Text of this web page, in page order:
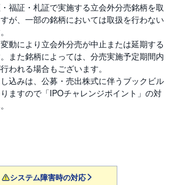
福証・札証で実施する立会外分売銘柄を取
が、一部の銘柄においては取扱を行わない
動により立会外分売が中止または延期する
また銘柄によっては、分売実施予定期間内
われる場合もございます。
込みは、公募・売出株式に伴うブックビル
ますので「IPOチャレンジポイント」の対
システム障害時の対応